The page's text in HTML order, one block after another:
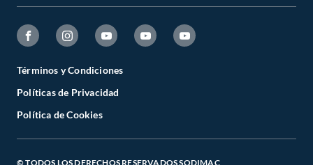
Términos y Condiciones
Políticas de Privacidad
Política de Cookies
© TODOS LOS DERECHOS RESERVADOS SODIMAC